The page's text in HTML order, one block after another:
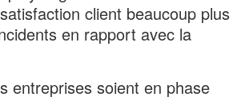
client beaucoup plus
en rapport avec la
entreprises soient en phase